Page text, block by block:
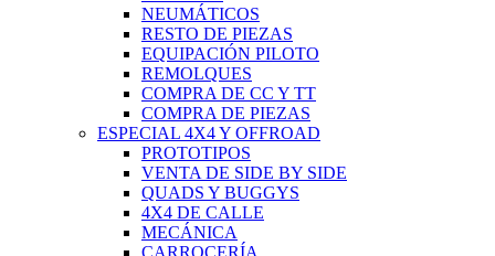
NEUMÁTICOS
RESTO DE PIEZAS
EQUIPACIÓN PILOTO
REMOLQUES
COMPRA DE CC Y TT
COMPRA DE PIEZAS
ESPECIAL 4X4 Y OFFROAD
PROTOTIPOS
VENTA DE SIDE BY SIDE
QUADS Y BUGGYS
4X4 DE CALLE
MECÁNICA
CARROCERÍA